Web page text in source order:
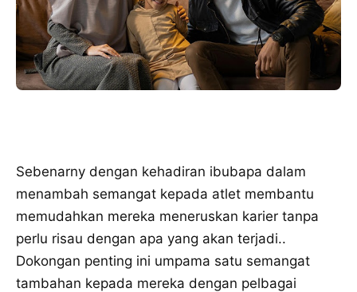
Sebenarny dengan kehadiran ibubapa dalam
menambah semangat kepada atlet membantu
memudahkan mereka meneruskan karier tanpa
perlu risau dengan apa yang akan terjadi..
Dokongan penting ini umpama satu semangat
tambahan kepada mereka dengan pelbagai